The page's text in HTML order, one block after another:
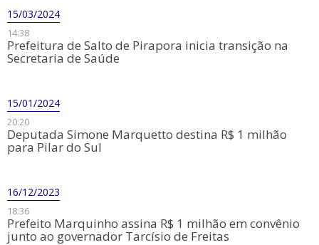
15/03/2024
14:38
Prefeitura de Salto de Pirapora inicia transição na
Secretaria de Saúde
15/01/2024
20:20
Deputada Simone Marquetto destina R$ 1 milhão
para Pilar do Sul
16/12/2023
18:36
Prefeito Marquinho assina R$ 1 milhão em convênio
junto ao governador Tarcísio de Freitas